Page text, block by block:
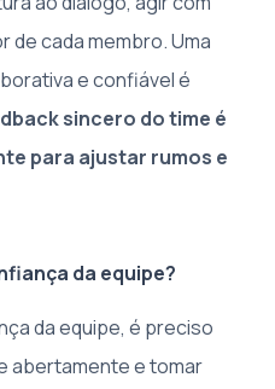
de cada membro. Uma
e confiável é
sincero do time é
para ajustar rumos e
da equipe?
da equipe, é preciso
abertamente e tomar